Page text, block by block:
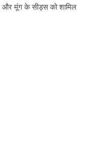
और मूंग के सीड्स को शामिल